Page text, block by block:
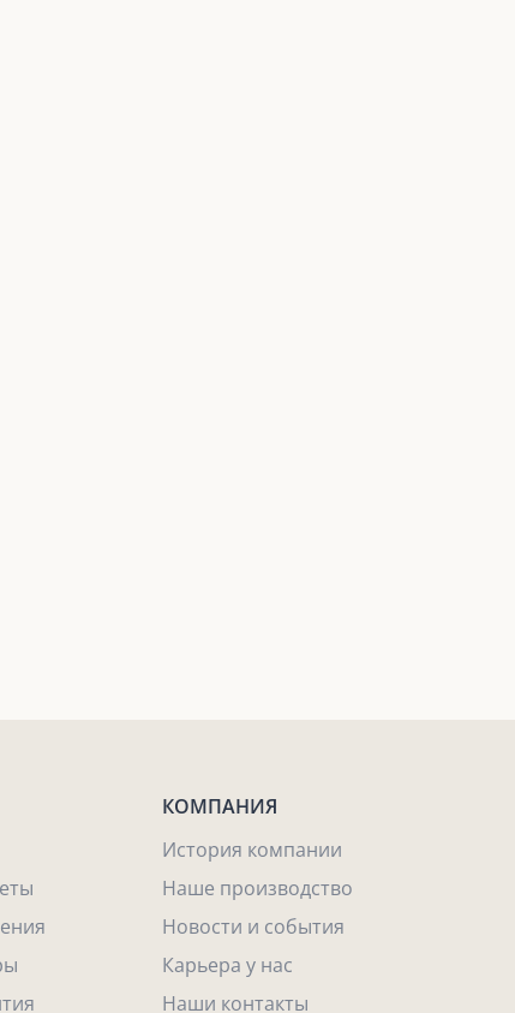
КОМПАНИЯ
История компании
Наше производство
Новости и события
Карьера у нас
Наши контакты